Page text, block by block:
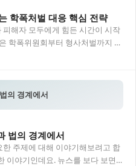
학폭처벌 대응 핵심 전략
해자 모두에게 힘든 시간이 시작
학폭위원회부터 형사처벌까지 복
글에서…
의 경계에서
법의 경계에서
주제에 대해 이야기해보려고 합
이야기인데요. 뉴스를 보다 보면